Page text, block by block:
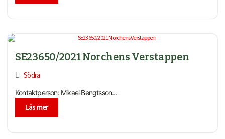
SE23650/2021 Norchens Verstappen
Södra
Kontaktperson: Mikael Bengtsson...
Läs mer